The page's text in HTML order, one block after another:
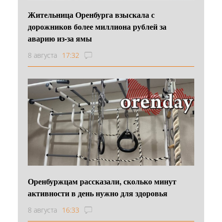
Жительница Оренбурга взыскала с
дорожников более миллиона рублей за
аварию из-за ямы
8 августа 17:32
Оренбуржцам рассказали, сколько минут
активности в день нужно для здоровья
8 августа 16:33